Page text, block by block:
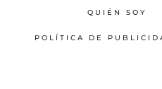
QUIÉN SOY
POLÍTICA DE